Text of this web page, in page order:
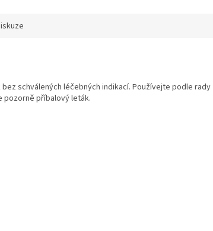
schválených léčebných indikací. Používejte podle rady
pozorně příbalový leták.